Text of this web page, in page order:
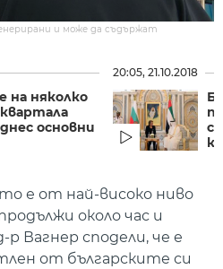
и може да съдържат
няколко
основни
20:05, 21.10.2018
е от най-високо ниво
около час и
р Вагнер сподели, че е
от българските си